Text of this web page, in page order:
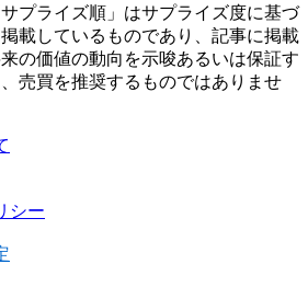
プライズ順」はサプライズ度に基づ
載しているものであり、記事に掲載
の価値の動向を示唆あるいは保証す
売買を推奨するものではありませ
シー